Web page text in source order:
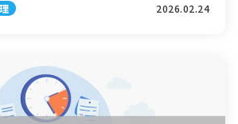
2026.02.24